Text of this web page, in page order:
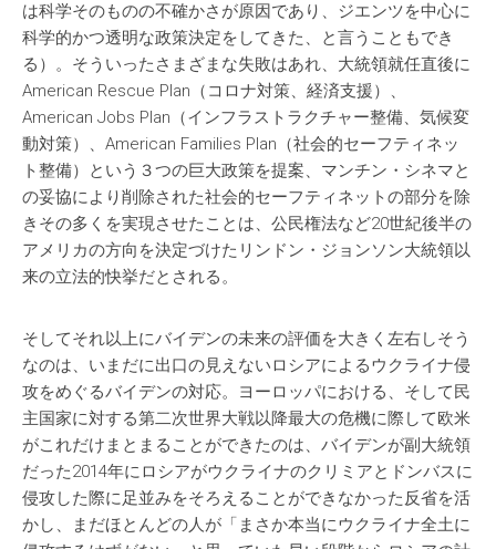
は科学そのものの不確かさが原因であり、ジエンツを中心に
科学的かつ透明な政策決定をしてきた、と言うこともでき
る）。そういったさまざまな失敗はあれ、大統領就任直後に
American Rescue Plan（コロナ対策、経済支援）、
American Jobs Plan（インフラストラクチャー整備、気候変
動対策）、American Families Plan（社会的セーフティネッ
ト整備）という３つの巨大政策を提案、マンチン・シネマと
の妥協により削除された社会的セーフティネットの部分を除
きその多くを実現させたことは、公民権法など20世紀後半の
アメリカの方向を決定づけたリンドン・ジョンソン大統領以
来の立法的快挙だとされる。
そしてそれ以上にバイデンの未来の評価を大きく左右しそう
なのは、いまだに出口の見えないロシアによるウクライナ侵
攻をめぐるバイデンの対応。ヨーロッパにおける、そして民
主国家に対する第二次世界大戦以降最大の危機に際して欧米
がこれだけまとまることができたのは、バイデンが副大統領
だった2014年にロシアがウクライナのクリミアとドンバスに
侵攻した際に足並みをそろえることができなかった反省を活
かし、まだほとんどの人が「まさか本当にウクライナ全土に